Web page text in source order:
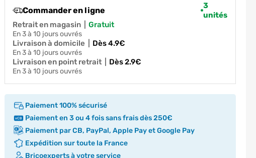
Commander en ligne
3
unités
Retrait en magasin
gratuit
en 3 à 10 jours ouvrés
Livraison à domicile dès 4.9€
en 3 à 10 jours ouvrés
Livraison en point retrait dès 2.9€
en 3 à 10 jours ouvrés
Paiement 100% sécurisé
Paiement en 3 ou 4 fois sans frais dès 250€
Paiement par CB, PayPal, Apple Pay et Google Pay
Expédition sur toute la France
Bricoexperts à votre service